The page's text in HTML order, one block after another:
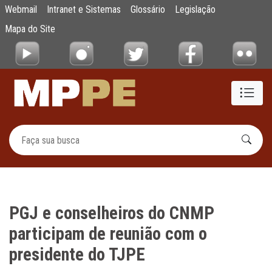
Pular para o Conteúdo principal
PGJ e conselheiros do CNMP participam
Webmail Intranet e Sistemas Glossário
Legislação
Mapa do Site
PGJ e conselheiros do CNMP
participam de reunião com o
presidente do TJPE